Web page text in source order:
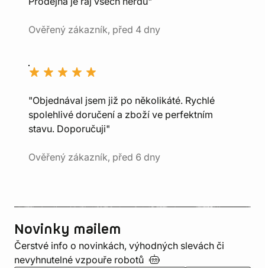
Ověřený zákazník, před 4 dny
"Objednával jsem již po několikáté. Rychlé
spolehlivé doručení a zboží ve perfektním
stavu. Doporučuji"
Ověřený zákazník, před 6 dny
Novinky mailem
Čerstvé info o novinkách, výhodných slevách či
nevyhnutelné vzpouře robotů